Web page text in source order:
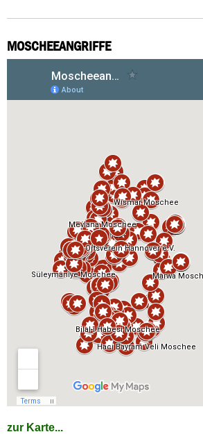
MOSCHEEANGRIFFE
zur Karte...